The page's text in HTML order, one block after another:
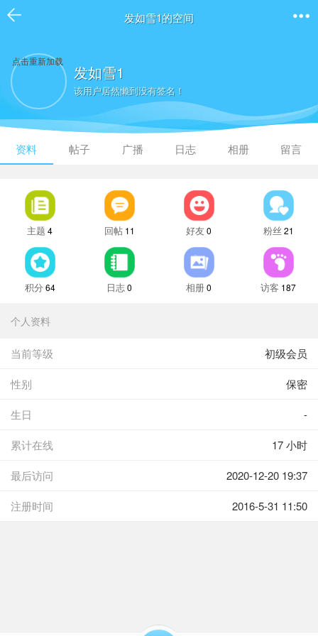
发如雪1的空间
点击重新加载
发如雪1
该用户居然懒到没有签名！
资料 帖子 广播 日志 相册 留言
主题 4 回帖 11 好友0 粉丝 21
积分 64 日志0 相册0 访客 187
个人资料
当前等级 初级会员
性别 保密
生日 -
累计在线 17 小时
最后访问 2020-12-20 19:37
注册时间 2016-5-31 11:50